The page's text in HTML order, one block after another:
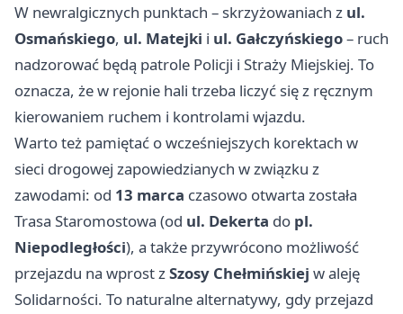
W newralgicznych punktach – skrzyżowaniach z ul.
Osmańskiego, ul. Matejki i ul. Gałczyńskiego– ruch
nadzorować będą patrole Policji i Straży Miejskiej. To
oznacza, że w rejonie hali trzeba liczyć się z ręcznym
kierowaniem ruchem i kontrolami wjazdu.
Warto też pamiętać o wcześniejszych korektach w
sieci drogowej zapowiedzianych w związku z
zawodami: od 13 marca czasowo otwarta została
Trasa Staromostowa (od ul. Dekerta do pl.
Niepodległości), a także przywrócono możliwość
przejazdu na wprost zSzosy Chełmińskiej w aleję
Solidarności. To naturalne alternatywy, gdy przejazd